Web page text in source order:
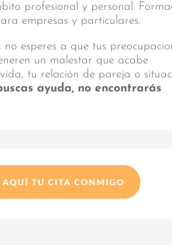
profesional y personal.
empresas y particulares.
esperes a que tus
un malestar que acabe
tu relación de pareja o
ayuda, no encontrarás
AQUÍ TU CITA CONMIGO